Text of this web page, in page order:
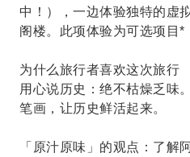
中！），一边体验独特的虚
阁楼。此项体验为可选项目*
为什么旅行者喜欢这次旅行
用心说历史：绝不枯燥乏味
笔画，让历史鲜活起来。
「原汁原味」的观点：了解